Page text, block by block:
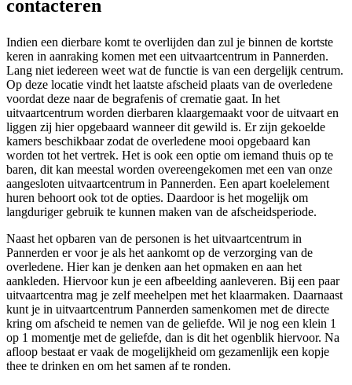
contacteren
Indien een dierbare komt te overlijden dan zul je binnen de kortste
keren in aanraking komen met een uitvaartcentrum in Pannerden.
Lang niet iedereen weet wat de functie is van een dergelijk centrum.
Op deze locatie vindt het laatste afscheid plaats van de overledene
voordat deze naar de begrafenis of crematie gaat. In het
uitvaartcentrum worden dierbaren klaargemaakt voor de uitvaart en
liggen zij hier opgebaard wanneer dit gewild is. Er zijn gekoelde
kamers beschikbaar zodat de overledene mooi opgebaard kan
worden tot het vertrek. Het is ook een optie om iemand thuis op te
baren, dit kan meestal worden overeengekomen met een van onze
aangesloten uitvaartcentrum in Pannerden. Een apart koelelement
huren behoort ook tot de opties. Daardoor is het mogelijk om
langduriger gebruik te kunnen maken van de afscheidsperiode.
Naast het opbaren van de personen is het uitvaartcentrum in
Pannerden er voor je als het aankomt op de verzorging van de
overledene. Hier kan je denken aan het opmaken en aan het
aankleden. Hiervoor kun je een afbeelding aanleveren. Bij een paar
uitvaartcentra mag je zelf meehelpen met het klaarmaken. Daarnaast
kunt je in uitvaartcentrum Pannerden samenkomen met de directe
kring om afscheid te nemen van de geliefde. Wil je nog een klein 1
op 1 momentje met de geliefde, dan is dit het ogenblik hiervoor. Na
afloop bestaat er vaak de mogelijkheid om gezamenlijk een kopje
thee te drinken en om het samen af te ronden.